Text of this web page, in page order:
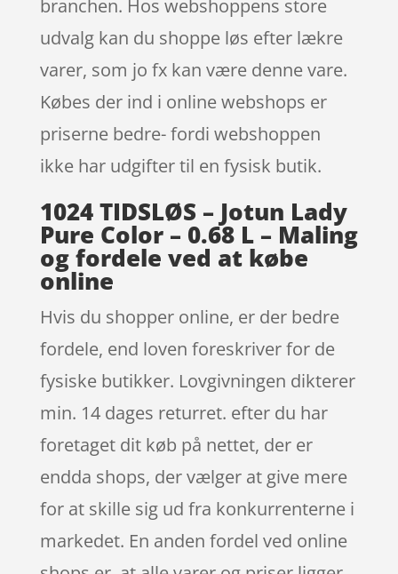
branchen. Hos webshoppens store
udvalg kan du shoppe løs efter lækre
varer, som jo fx kan være denne vare.
Købes der ind i online webshops er
priserne bedre- fordi webshoppen
ikke har udgifter til en fysisk butik.
1024 TIDSLØS – Jotun Lady
Pure Color – 0.68 L – Maling
og fordele ved at købe
online
Hvis du shopper online, er der bedre
fordele, end loven foreskriver for de
fysiske butikker. Lovgivningen dikterer
min. 14 dages returret. efter du har
foretaget dit køb på nettet, der er
endda shops, der vælger at give mere
for at skille sig ud fra konkurrenterne i
markedet. En anden fordel ved online